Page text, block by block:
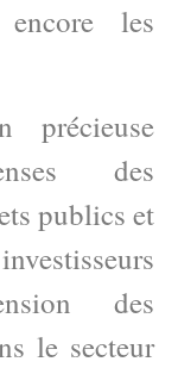
les
précieuse
des
publics et
des
le secteur